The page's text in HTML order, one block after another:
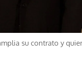
su contrato y